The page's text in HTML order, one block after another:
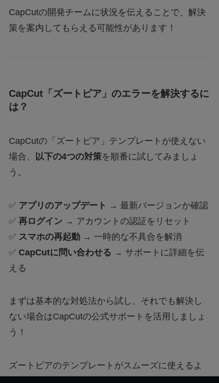
CapCutの開発チームに状況を伝えることで、解決
策を案内してもらえる可能性があります！
CapCut「ズートピア」のエラーを解決するに
は？
CapCutの「ズートピア」テンプレートが使えない
場合、
以下の4つの対策を順番に試してみましょ
う。
✅ アプリのアップデート → 最新バージョンか確認
✅ 再ログイン → アカウントの認証をリセット
✅ スマホの再起動→ 一時的な不具合を解消
✅ CapCutに問い合わせる → サポートに詳細を伝
える
まずは基本的な対処法から試し、それでも解決し
ない場合はCapCutの公式サポートを活用しましょ
う！
ズートピアのテンプレートがスムーズに使えるよ